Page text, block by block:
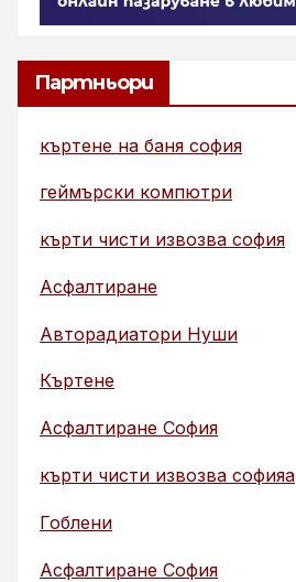
Партньори
къртене на баня софия
геймърски компютри
кърти чисти извозва софия
Асфалтиране
Авторадиатори Нуши
Къртене
Асфалтиране София
кърти чисти извозва софияа
Гоблени
Асфалтиране София